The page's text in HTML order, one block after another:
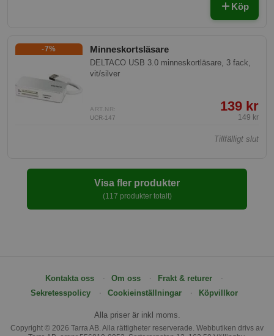
Köp
Minneskortsläsare
-7%
DELTACO USB 3.0 minneskortläsare, 3 fack,
vit/silver
ART.NR:
UCR-147
139 kr
149 kr
Tillfälligt slut
Visa fler produkter
(117 produkter totalt)
Kontakta oss Om oss
Frakt & returer
Sekretesspolicy
Cookieinställningar Köpvillkor
Alla priser är inkl moms.
Copyright © 2026 Tarra AB. Alla rättigheter reserverade. Webbutiken drivs av